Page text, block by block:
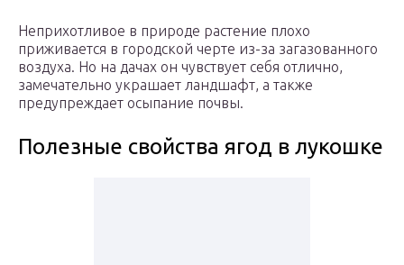
Неприхотливое в природе растение плохо
приживается в городской черте из-за загазованного
воздуха. Но на дачах он чувствует себя отлично,
замечательно украшает ландшафт, а также
предупреждает осыпание почвы.
Полезные свойства ягод в лукошке